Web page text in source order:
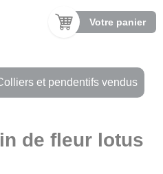
Votre panier
et pendentifs vendus
de fleur lotus